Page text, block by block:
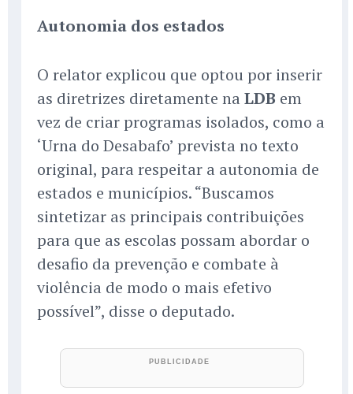
Autonomia dos estados
O relator explicou que optou por inserir
as diretrizes diretamente na LDB em
vez de criar programas isolados, como a
‘Urna do Desabafo’ prevista no texto
original, para respeitar a autonomia de
estados e municípios. “Buscamos
sintetizar as principais contribuições
para que as escolas possam abordar o
desafio da prevenção e combate à
violência de modo o mais efetivo
possível”, disse o deputado.